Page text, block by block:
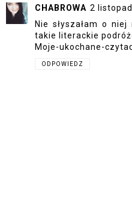
CHABROWA 2
Nie słyszałam o
takie literackie
Moje-ukochane-
ODPOWIEDZ